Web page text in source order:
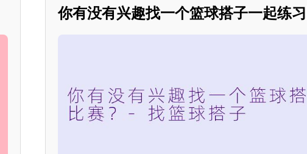
你有没有兴趣找一个篮球搭子一起练